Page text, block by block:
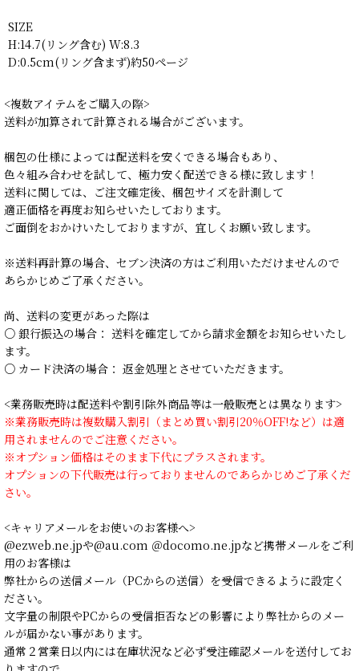
SIZE
H:14.7(リング含む) W:8.3
D:0.5cm(リング含まず)約50ページ
<複数アイテムをご購入の際>
送料が加算されて計算される場合がございます。
梱包の仕様によっては配送料を安くできる場合もあり、
色々組み合わせを試して、極力安く配送できる様に致します！
送料に関しては、ご注文確定後、梱包サイズを計測して
適正価格を再度お知らせいたしております。
ご面倒をおかけいたしておりますが、宜しくお願い致します。
※送料再計算の場合、セブン決済の方はご利用いただけませんので
あらかじめご了承ください。
尚、送料の変更があった際は
○ 銀行振込の場合： 送料を確定してから請求金額をお知らせいたし
ます。
○ カード決済の場合： 返金処理とさせていただきます。
<業務販売時は配送料や割引除外商品等は一般販売とは異なります>
※業務販売時は複数購入割引（まとめ買い割引20％OFF!など）は適
用されませんのでご注意ください。
※オプション価格はそのまま下代にプラスされます。
オプションの下代販売は行っておりませんのであらかじめご了承くだ
さい。
<キャリアメールをお使いのお客様へ>
@ezweb.ne.jpや@au.com ＠docomo.ne.jpなど携帯メールをご利
用のお客様は
弊社からの送信メール（PCからの送信）を受信できるように設定く
ださい。
文字量の制限やPCからの受信拒否などの影響により弊社からのメー
ルが届かない事があります。
通常２営業日以内には在庫状況など必ず受注確認メールを送付してお